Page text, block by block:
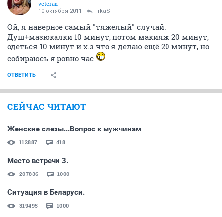
veteran
10 октября 2011 IrkaS
Ой, я наверное самый "тяжелый" случай.
Душ+мазюкалки 10 минут, потом макияж 20 минут,
одеться 10 минут и х.з что я делаю ещё 20 минут, но
собираюсь я ровно час
ОТВЕТИТЬ
СЕЙЧАС ЧИТАЮТ
Женские слезы...Вопрос к мужчинам
112887 418
Место встречи 3.
207836 1000
Ситуация в Беларуси.
319495 1000